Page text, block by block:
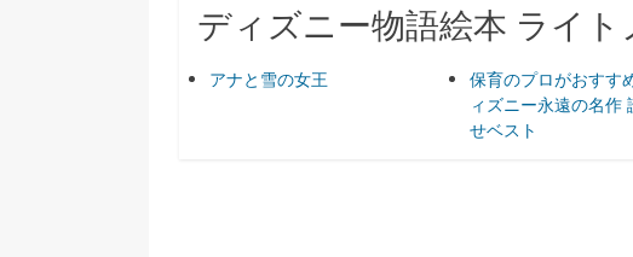
ディズニー物語絵本 ライ
アナと雪の女王
保育のプロがおすす
ィズニー永遠の名作
せベスト